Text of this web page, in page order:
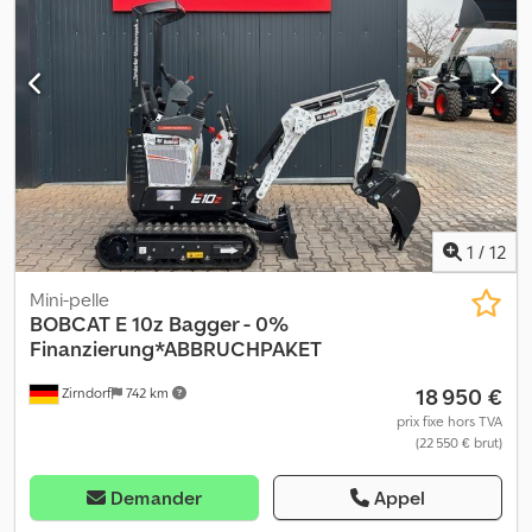
1 / 12
Zirndorf 742 km
Mini-pelle
BOBCAT E 10z Bagger - 0%
Finanzierung*ABBRUCHPAKET
18 950 €
prix fixe hors TVA
(22 550 € brut)
Demander Appel